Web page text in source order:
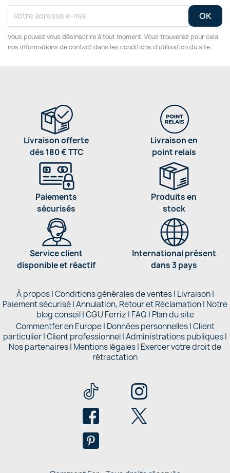
Vous pouvez vous désinscrire à tout moment. Vous trouverez pour cela
nos informations de contact dans les conditions d'utilisation du site.
Livraison offerte
dès 180 € TTC
Livraison en
point relais
Paiements
sécurisés
Produits en
stock
Service client
disponible et réactif
International présent
dans 3 pays
À propos|Conditions générales de ventes| Livraison|
Paiement sécurisé|Annulation, Retour et Réclamation| Notre
blog conseil|CGU Ferriz | FAQ | Plan du site
Commentfer en Europe| Données personnelles|Client
particulier|Client professionnel|Administrations publiques|
Nos partenaires | Mentions légales| Exercer votre droit de
rétractation